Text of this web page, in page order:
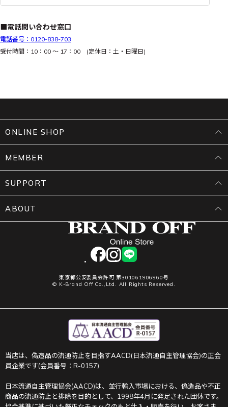
■電話問い合わせ窓口
電話番号：0120-838-703
受付時間：10：00 ～ 17：00 (定休日：土・日曜日)
facebookinstagram
LINE
東京都公安委員会許可 第301061906960号
© K-Brand Off Co.,Ltd. All Rights Reserved.
ONLINE SHOP
MEMBER
SUPPORT
ABOUT
当店は、偽造品の流通防止を目指すAACD(日本流通自主管理協会)の正会
員企業です(会員番号：R-0157)
日本流通自主管理協会(AACD)は、並行輸入市場における、偽造品や不正
商品の流通防止と排除を目的として、1998年4月に発足された団体です。